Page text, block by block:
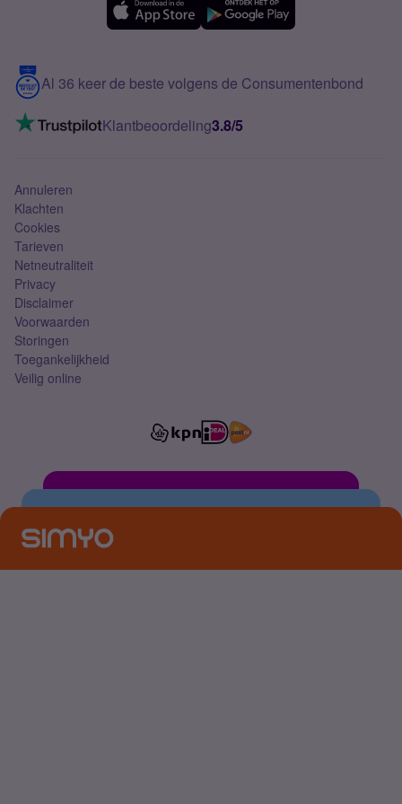
Meerdere nummers
5G internet
Mobiel internet
Mobiel abonnement
Contact
VoLTE 4G bellen
Al 36 keer de beste volgens de Consumentenbond
Klantbeoordeling3.8/5
Annuleren
Klachten
Cookies
Tarieven
Netneutraliteit
Privacy
Disclaimer
Voorwaarden
Storingen
Toegankelijkheid
Veilig online